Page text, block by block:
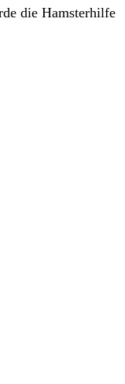
die Hamsterhilfe